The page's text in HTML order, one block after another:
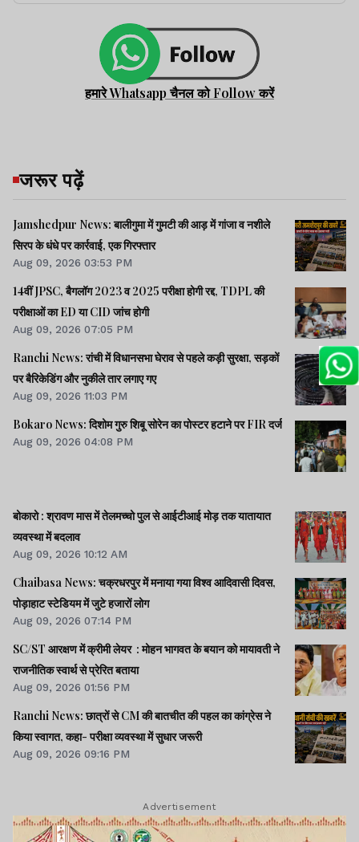
हमारे Whatsapp चैनल को Follow करें
जरूर पढ़ें
Jamshedpur News: बालीगुमा में गुमटी की आड़ में गांजा व नशीले
सिरप के धंधे पर कार्रवाई, एक गिरफ्तार
Aug 09, 2026 03:53 PM
14वीं JPSC, बैगलॉग 2023 व 2025 परीक्षा होगी रद्द, TDPL की
परीक्षाओं का ED या CID जांच होगी
Aug 09, 2026 07:05 PM
Ranchi News: रांची में विधानसभा घेराव से पहले कड़ी सुरक्षा, सड़कों
पर बैरिकेडिंग और नुकीले तार लगाए गए
Aug 09, 2026 11:03 PM
Bokaro News: दिशोम गुरु शिबू सोरेन का पोस्टर हटाने पर FIR दर्ज
Aug 09, 2026 04:08 PM
बोकारो : श्रावण मास में तेलमच्चो पुल से आईटीआई मोड़ तक यातायात
व्यवस्था में बदलाव
Aug 09, 2026 10:12 AM
Chaibasa News: चक्रधरपुर में मनाया गया विश्व आदिवासी दिवस,
पोड़ाहाट स्टेडियम में जुटे हजारों लोग
Aug 09, 2026 07:14 PM
SC/ST आरक्षण में क्रीमी लेयर : मोहन भागवत के बयान को मायावती ने
राजनीतिक स्वार्थ से प्रेरित बताया
Aug 09, 2026 01:56 PM
Ranchi News: छात्रों से CM की बातचीत की पहल का कांग्रेस ने
किया स्वागत, कहा- परीक्षा व्यवस्था में सुधार जरूरी
Aug 09, 2026 09:16 PM
Advertisement